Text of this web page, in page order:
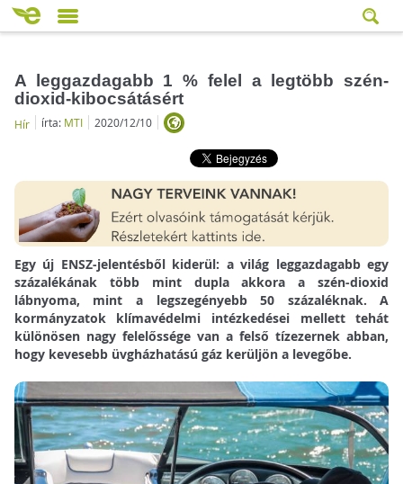
A leggazdagabb 1 % felel a legtöbb szén-
dioxid-kibocsátásért
Hír írta: MTI 2020/12/10
Egy új ENSZ-jelentésből kiderül: a világ leggazdagabb egy
százalékának több mint dupla akkora a szén-dioxid
lábnyoma, mint a legszegényebb 50 százaléknak. A
kormányzatok klímavédelmi intézkedései mellett tehát
különösen nagy felelőssége van a felső tízezernek abban,
hogy kevesebb üvgházhatású gáz kerüljön a levegőbe.